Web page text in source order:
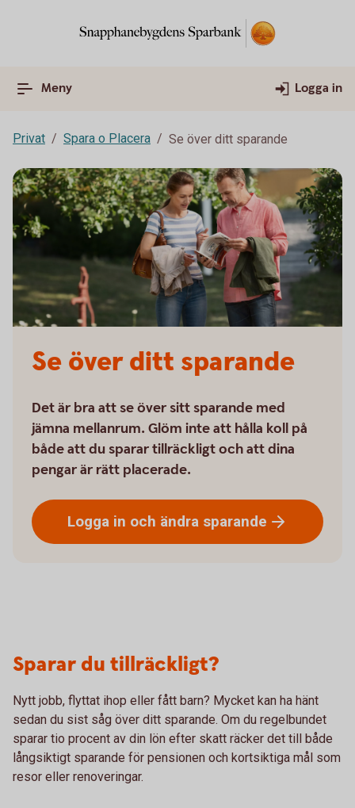
Meny Logga in
Privat Spara o Placera Se över ditt sparande
Se över ditt sparande
Det är bra att se över sitt sparande med
jämna mellanrum. Glöm inte att hålla koll på
både att du sparar tillräckligt och att dina
pengar är rätt placerade.
Logga in och ändra sparande
Sparar du tillräckligt?
Nytt jobb, flyttat ihop eller fått barn? Mycket kan ha hänt
sedan du sist såg över ditt sparande. Om du regelbundet
sparar tio procent av din lön efter skatt räcker det till både
långsiktigt sparande för pensionen och kortsiktiga mål som
resor eller renoveringar.